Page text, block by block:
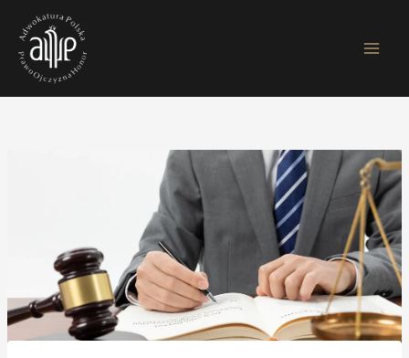
treści